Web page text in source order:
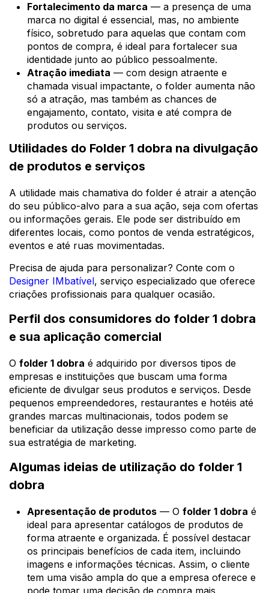
Fortalecimento da marca — a presença de uma
marca no digital é essencial, mas, no ambiente
físico, sobretudo para aquelas que contam com
pontos de compra, é ideal para fortalecer sua
identidade junto ao público pessoalmente.
Atração imediata — com design atraente e
chamada visual impactante, o folder aumenta não
só a atração, mas também as chances de
engajamento, contato, visita e até compra de
produtos ou serviços.
Utilidades do Folder 1 dobra na divulgação
de produtos e serviços
A utilidade mais chamativa do folder é atrair a atenção
do seu público-alvo para a sua ação, seja com ofertas
ou informações gerais. Ele pode ser distribuído em
diferentes locais, como pontos de venda estratégicos,
eventos e até ruas movimentadas.
Precisa de ajuda para personalizar? Conte com o
Designer IMbatível, serviço especializado que oferece
criações profissionais para qualquer ocasião.
Perfil dos consumidores do folder 1 dobra
e sua aplicação comercial
O folder 1 dobra é adquirido por diversos tipos de
empresas e instituições que buscam uma forma
eficiente de divulgar seus produtos e serviços. Desde
pequenos empreendedores, restaurantes e hotéis até
grandes marcas multinacionais, todos podem se
beneficiar da utilização desse impresso como parte de
sua estratégia de marketing.
Algumas ideias de utilização do folder 1
dobra
Apresentação de produtos — O folder 1 dobra é
ideal para apresentar catálogos de produtos de
forma atraente e organizada. É possível destacar
os principais benefícios de cada item, incluindo
imagens e informações técnicas. Assim, o cliente
tem uma visão ampla do que a empresa oferece e